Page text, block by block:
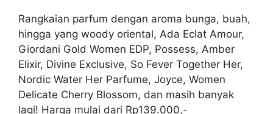
Rangkaian parfum dengan aroma bunga, buah,
hingga yang woody oriental, Ada Eclat Amour,
Giordani Gold Women EDP, Possess, Amber
Elixir, Divine Exclusive, So Fever Together Her,
Nordic Water Her Parfume, Joyce, Women
Delicate Cherry Blossom, dan masih banyak
lagi! Harga mulai dari Rp139.000,-